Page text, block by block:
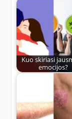
Kuo skiriasi
emocijos?